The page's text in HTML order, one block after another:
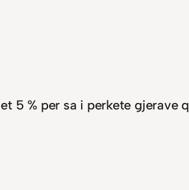
5 % per sa i perkete gjerave